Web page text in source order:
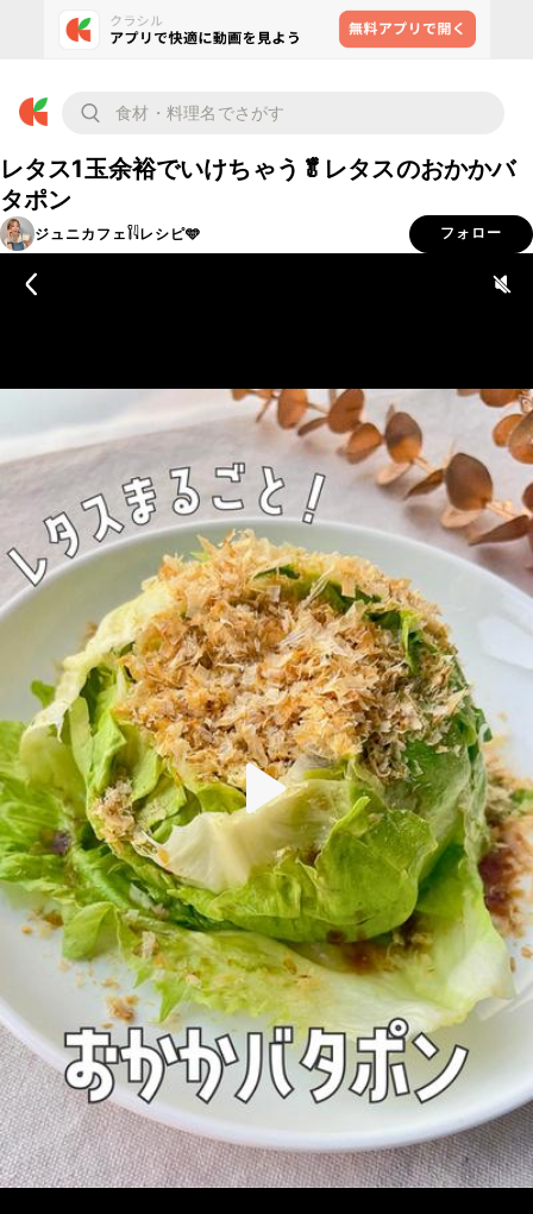
レタス1玉余裕でいけちゃう🥬レタスのおかかバ
タポン
ジュニカフェ𓌉𓇋レシピ🩵 フォロー